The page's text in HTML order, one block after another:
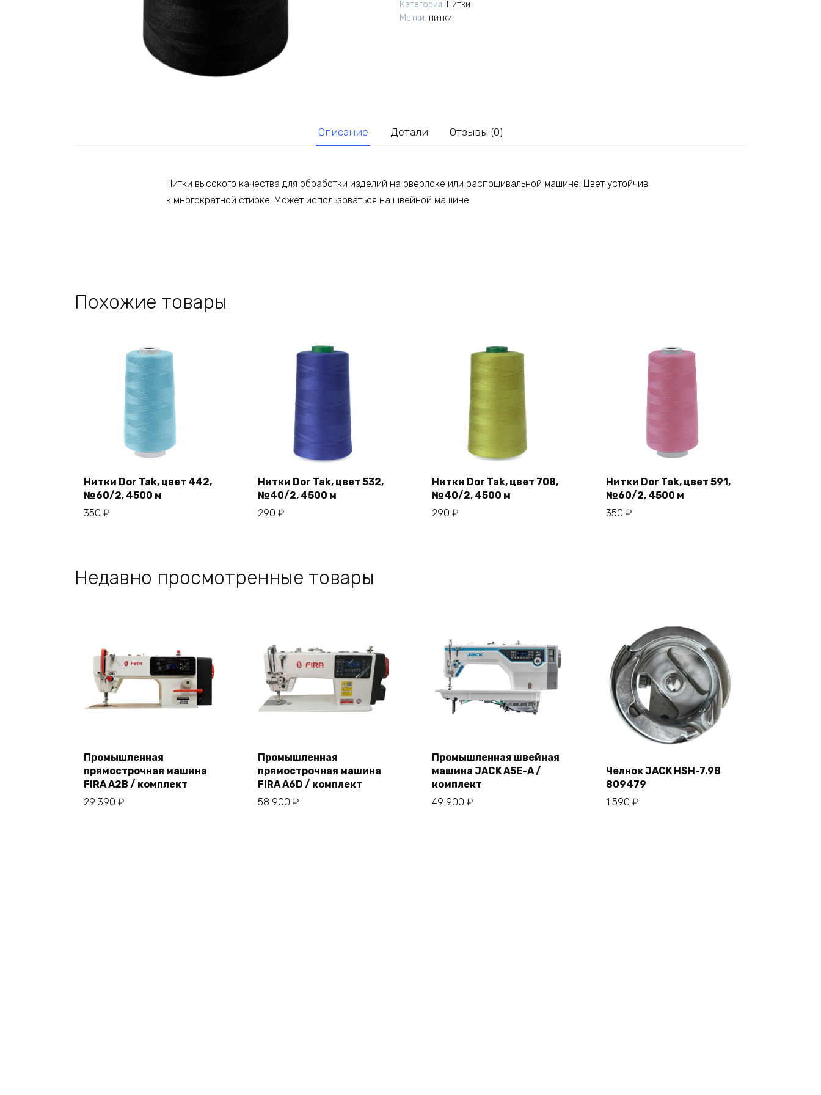
черный,
Категория: Нитки
Метки: нитки
Описание Детали Отзывы (0)
Нитки высокого качества для обработки изделий на оверлоке или распошивальной машине. Цвет устойчив
к многократной стирке. Может использоваться на швейной машине.
Похожие товары
Нитки Dor Tak, цвет 442,
№60/2, 4500 м
350 ₽
Нитки Dor Tak, цвет 532,
№40/2, 4500 м
290 ₽
Нитки Dor Tak, цвет 708,
№40/2, 4500 м
290 ₽
Нитки Dor Tak, цвет 591,
№60/2, 4500 м
350 ₽
Недавно просмотренные товары
В корзину
Промышленная
прямострочная машина
FIRA A2B / комплект
29 390 ₽
В корзину
Промышленная
прямострочная машина
FIRA A6D / комплект
58 900 ₽
Промышленная швейная
машина JACK A5E-A /
комплект
49 900 ₽
Челнок JACK HSH-7.9B
809479
1 590 ₽